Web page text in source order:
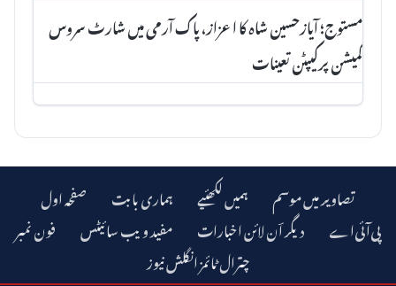
مستوج؛ آیازحسین شاہ کا اعزاز، پاک آرمی میں شارٹ سروس
کمیشن پرکیپٹن تعینات
صفحہ اول ہماری بابت ہمیں لکھئیے
تصاویر میں موسم
فون نمبر
مفید ویب سائیٹس دیگر اؔن لائن اخبارات
چترال ٹائمز انگلش نیوز